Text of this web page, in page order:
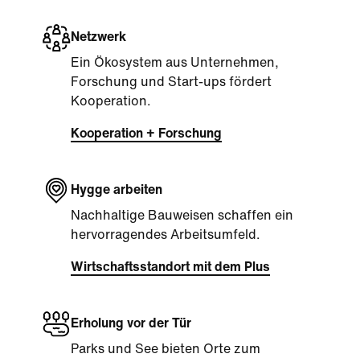
Netzwerk
Ein Ökosystem aus Unternehmen,
Forschung und Start-ups fördert
Kooperation.
Kooperation + Forschung
Hygge arbeiten
Nachhaltige Bauweisen schaffen ein
hervorragendes Arbeitsumfeld.
Wirtschaftsstandort mit dem Plus
Erholung vor der Tür
Parks und See bieten Orte zum